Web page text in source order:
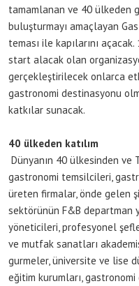
tamamlanan ve 40 ülkeden
buluşturmayı amaçlayan
teması ile kapılarını
start alacak olan
gerçekleştirilecek onlarca
gastronomi destinasyonu
katkılar sunacak.
40 ülkeden katılım
Dünyanın 40 ülkesinden ve
gastronomi temsilcileri,
üreten firmalar, önde gelen
sektörünün F&B departman
yöneticileri, profesyonel
ve mutfak sanatları
gurmeler, üniversite ve lise
eğitim kurumları,